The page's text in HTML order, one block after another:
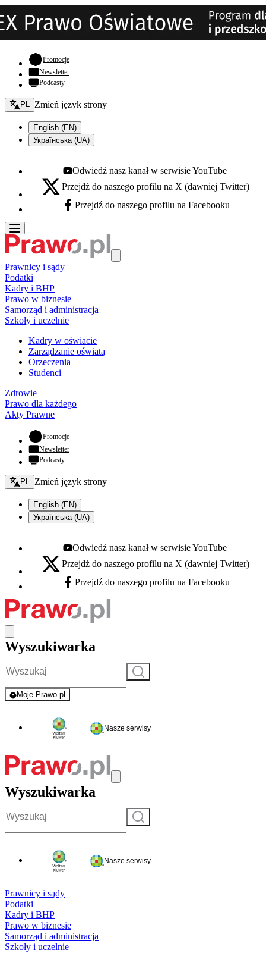
Promocje- otwiera się w nowej karcie
Newsletter
Podcasty
Zmień język - bieżący:
PL Zmień język strony
English (EN)
Українська (UA)
Youtube - otwiera się w nowej karcie
Odwiedź nasz kanał w serwisie YouTube
X - otwiera się w nowej karcie
Przejdź do naszego profilu na X (dawniej Twitter)
Facebook - otwiera się w nowej karcie
Przejdź do naszego profilu na Facebooku
Prawnicy i sądy
Podatki
Kadry i BHP
Prawo w biznesie
Samorząd i administracja
Szkoły i uczelnie
Kadry w oświacie
Zarządzanie oświatą
Orzeczenia
Studenci
Zdrowie
Prawo dla każdego
Akty Prawne
Promocje- otwiera się w nowej karcie
Newsletter
Podcasty
Zmień język - bieżący:
PL Zmień język strony
English (EN)
Українська (UA)
Youtube - otwiera się w nowej karcie
Odwiedź nasz kanał w serwisie YouTube
X - otwiera się w nowej karcie
Przejdź do naszego profilu na X (dawniej Twitter)
Facebook - otwiera się w nowej karcie
Przejdź do naszego profilu na Facebooku
Wyszukiwarka
Szukaj
Moje Prawo.pl
- rejestracja i logowanie do serwisu
Nasze serwisy
Wyszukiwarka
Szukaj
Nasze serwisy
Prawnicy i sądy
Podatki
Kadry i BHP
Prawo w biznesie
Samorząd i administracja
Szkoły i uczelnie